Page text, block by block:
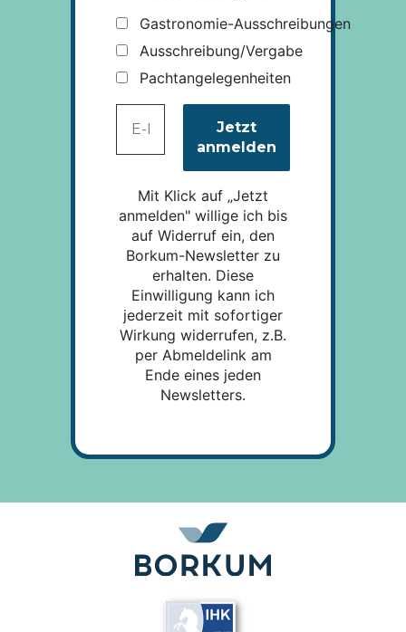
Gastronomie-Ausschreibungen
Ausschreibung/Vergabe
Pachtangelegenheiten
Mit Klick auf „Jetzt
anmelden" willige ich bis
auf Widerruf ein, den
Borkum-Newsletter zu
erhalten. Diese
Einwilligung kann ich
jederzeit mit sofortiger
Wirkung widerrufen, z.B.
per Abmeldelink am
Ende eines jeden
Newsletters.